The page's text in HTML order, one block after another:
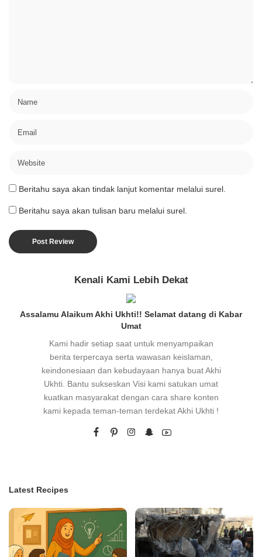
Beritahu saya akan tindak lanjut komentar melalui surel.
Beritahu saya akan tulisan baru melalui surel.
Kenali Kami Lebih Dekat
Assalamu Alaikum Akhi Ukhti!! Selamat datang di Kabar
Umat
Kami hadir setiap saat untuk menyampaikan
berita terpercaya serta wawasan keislaman,
keindonesiaan dan kebudayaan hanya buat Akhi
Ukhti. Bantu sukseskan Visi kami satukan umat
kuatkan masyarakat dengan cara share konten
kami kepada teman-teman terdekat Akhi Ukhti !
Latest Recipes